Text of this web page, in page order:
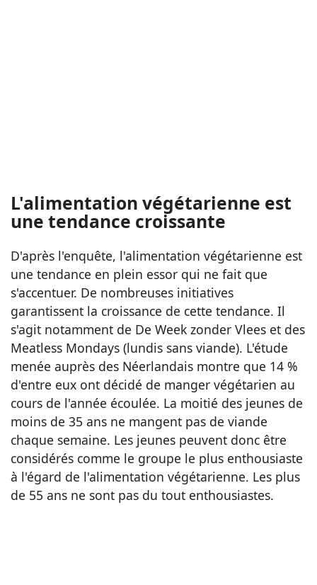
L'alimentation végétarienne est
une tendance croissante
D'après l'enquête, l'alimentation végétarienne est
une tendance en plein essor qui ne fait que
s'accentuer. De nombreuses initiatives
garantissent la croissance de cette tendance. Il
s'agit notamment de De Week zonder Vlees et des
Meatless Mondays (lundis sans viande). L'étude
menée auprès des Néerlandais montre que 14 %
d'entre eux ont décidé de manger végétarien au
cours de l'année écoulée. La moitié des jeunes de
moins de 35 ans ne mangent pas de viande
chaque semaine. Les jeunes peuvent donc être
considérés comme le groupe le plus enthousiaste
à l'égard de l'alimentation végétarienne. Les plus
de 55 ans ne sont pas du tout enthousiastes.